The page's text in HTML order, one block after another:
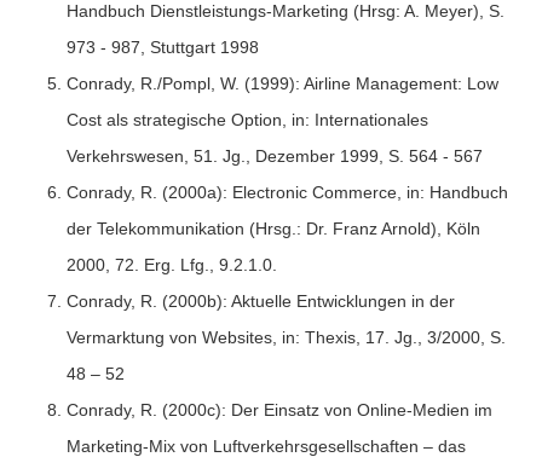
Handbuch Dienstleistungs-Marketing (Hrsg: A. Meyer), S.
973 - 987, Stuttgart 1998
Conrady, R./Pompl, W. (1999): Airline Management: Low
Cost als strategische Option, in: Internationales
Verkehrswesen, 51. Jg., Dezember 1999, S. 564 - 567
Conrady, R. (2000a): Electronic Commerce, in: Handbuch
der Telekommunikation (Hrsg.: Dr. Franz Arnold), Köln
2000, 72. Erg. Lfg., 9.2.1.0.
Conrady, R. (2000b): Aktuelle Entwicklungen in der
Vermarktung von Websites, in: Thexis, 17. Jg., 3/2000, S.
48 – 52
Conrady, R. (2000c): Der Einsatz von Online-Medien im
Marketing-Mix von Luftverkehrsgesellschaften – das